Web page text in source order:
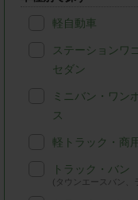
軽自動車
ステーションワ
セダン
ミニバン・ワン
ス
軽トラック・商
トラック・バン
(タウンエースバン、